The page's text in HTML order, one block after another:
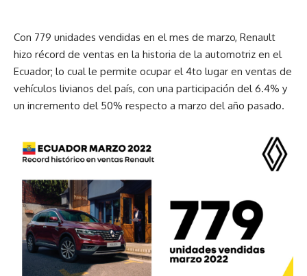
Con 779 unidades vendidas en el mes de marzo, Renault
hizo récord de ventas en la historia de la automotriz en el
Ecuador; lo cual le permite ocupar el 4to lugar en ventas de
vehículos livianos del país, con una participación del 6.4% y
un incremento del 50% respecto a marzo del año pasado.